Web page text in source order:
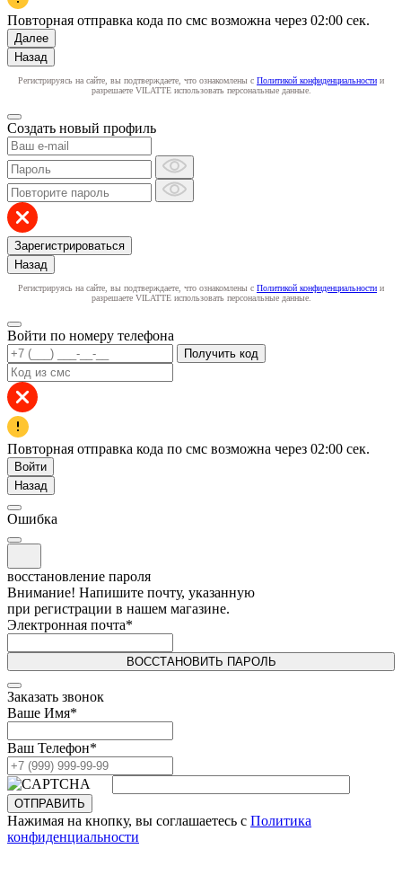
Повторная отправка кода по смс возможна через 02:00 сек.
Далее
Назад
Регистрируясь на сайте, вы подтверждаете, что ознакомлены с Политикой конфиденциальности и
разрешаете VILATTE использовать персональные данные.
Создать новый профиль
Зарегистрироваться
Назад
Регистрируясь на сайте, вы подтверждаете, что ознакомлены с Политикой конфиденциальности и
разрешаете VILATTE использовать персональные данные.
Войти по номеру телефона
Получить код
Повторная отправка кода по смс возможна через 02:00 сек.
Войти
Назад
Ошибка
восстановление пароля
Внимание! Напишите почту, указанную
при регистрации в нашем магазине.
Электронная почта*
ВОССТАНОВИТЬ ПАРОЛЬ
Заказать звонок
Ваше Имя*
Ваш Телефон*
ОТПРАВИТЬ
Нажимая на кнопку, вы соглашаетесь с Политика
конфиденциальности